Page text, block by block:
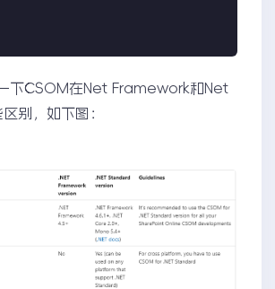
CSOM在Net Framework和Net
别，如下图：